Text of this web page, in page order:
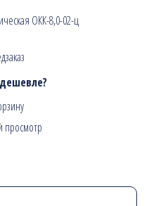
ОКК-8,0-02-ц
просмотр